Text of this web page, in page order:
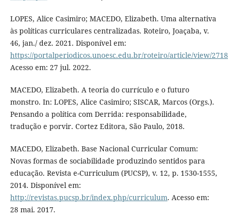
LOPES, Alice Casimiro; MACEDO, Elizabeth. Uma alternativa
às políticas curriculares centralizadas. Roteiro, Joaçaba, v.
46, jan./ dez. 2021. Disponível em:
https://portalperiodicos.unoesc.edu.br/roteiro/article/view/
Acesso em: 27 jul. 2022.
MACEDO, Elizabeth. A teoria do currículo e o futuro
monstro. In: LOPES, Alice Casimiro; SISCAR, Marcos (Orgs.).
Pensando a política com Derrida: responsabilidade,
tradução e porvir. Cortez Editora, São Paulo, 2018.
MACEDO, Elizabeth. Base Nacional Curricular Comum:
Novas formas de sociabilidade produzindo sentidos para
educação. Revista e-Curriculum (PUCSP), v. 12, p. 1530-1555,
2014. Disponível em:
http://revistas.pucsp.br/index.php/curriculum. Acesso em:
28 mai. 2017.